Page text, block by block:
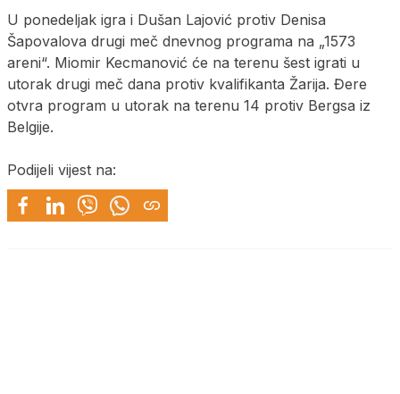
U ponedeljak igra i Dušan Lajović protiv Denisa
Šapovalova drugi meč dnevnog programa na „1573
areni“. Miomir Kecmanović će na terenu šest igrati u
utorak drugi meč dana protiv kvalifikanta Žarija. Đere
otvra program u utorak na terenu 14 protiv Bergsa iz
Belgije.
Podijeli vijest na: